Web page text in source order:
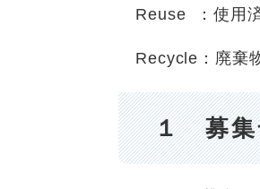
Reuse ：使用済
Recycle：廃棄
１ 募集